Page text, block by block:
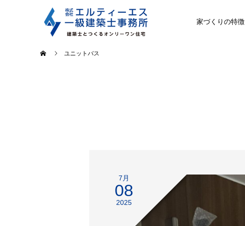
家づくりの特徴
ユニットバス
7月
08
2025